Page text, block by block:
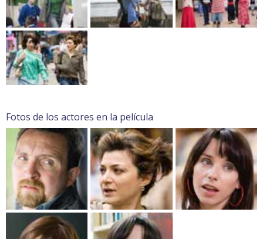
Fotos de los actores en la película